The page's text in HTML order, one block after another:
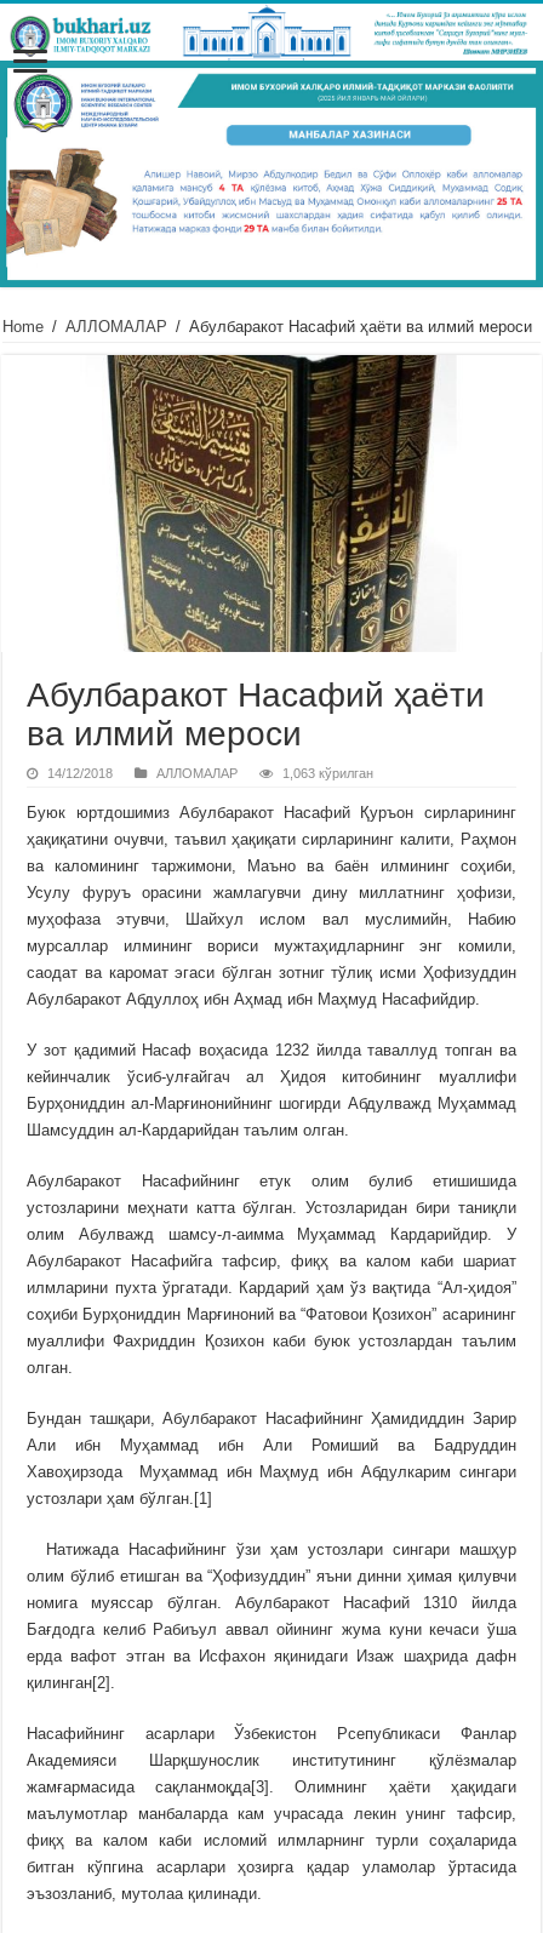
Home / АЛЛОМАЛАР / Абулбаракот Насафий ҳаёти ва илмий мероси
Абулбаракот Насафий ҳаёти
ва илмий мероси
14/12/2018 АЛЛОМАЛАР 1,063 кўрилган
Буюк юртдошимиз Абулбаракот Насафий Қуръон сирларининг
ҳақиқатини очувчи, таъвил ҳақиқати сирларининг калити, Раҳмон
ва каломининг таржимони, Маъно ва баён илмининг соҳиби,
Усулу фуруъ орасини жамлагувчи дину миллатнинг ҳофизи,
муҳофаза этувчи, Шайхул ислом вал муслимийн, Набию
мурсаллар илмининг вориси мужтаҳидларнинг энг комили,
саодат ва каромат эгаси бўлган зотниг тўлиқ исми Ҳофизуддин
Абулбаракот Абдуллоҳ ибн Аҳмад ибн Маҳмуд Насафийдир.
У зот қадимий Насаф воҳасида 1232 йилда таваллуд топган ва
кейинчалик ўсиб-улғайгач ал Ҳидоя китобининг муаллифи
Бурҳониддин ал-Марғинонийнинг шогирди Абдулважд Муҳаммад
Шамсуддин ал-Кардарийдан таълим олган.
Абулбаракот Насафийнинг етук олим булиб етишишида
устозларини меҳнати катта бўлган. Устозларидан бири таниқли
олим Абулважд шамсу-л-аимма Муҳаммад Кардарийдир. У
Абулбаракот Насафийга тафсир, фиқҳ ва калом каби шариат
илмларини пухта ўргатади. Кардарий ҳам ўз вақтида “Ал-ҳидоя”
соҳиби Бурҳониддин Марғиноний ва “Фатовои Қозихон” асарининг
муаллифи Фахриддин Қозихон каби буюк устозлардан таълим
олган.
Бундан ташқари, Абулбаракот Насафийнинг Ҳамидиддин Зарир
Али ибн Муҳаммад ибн Али Ромиший ва Бадруддин
Хавоҳирзода Муҳаммад ибн Маҳмуд ибн Абдулкарим сингари
устозлари ҳам бўлган.[1]
Натижада Насафийнинг ўзи ҳам устозлари сингари машҳур
олим бўлиб етишган ва “Ҳофизуддин” яъни динни ҳимая қилувчи
номига муяссар бўлган. Абулбаракот Насафий 1310 йилда
Бағдодга келиб Рабиъул аввал ойининг жума куни кечаси ўша
ерда вафот этган ва Исфахон яқинидаги Изаж шаҳрида дафн
қилинган[2].
Насафийнинг асарлари Ўзбекистон Рсепубликаси Фанлар
Академияси Шарқшунослик институтининг қўлёзмалар
жамғармасида сақланмоқда[3]. Олимнинг ҳаёти ҳақидаги
маълумотлар манбаларда кам учрасада лекин унинг тафсир,
фиқҳ ва калом каби исломий илмларнинг турли соҳаларида
битган кўпгина асарлари ҳозирга қадар уламолар ўртасида
эъзозланиб, мутолаа қилинади.